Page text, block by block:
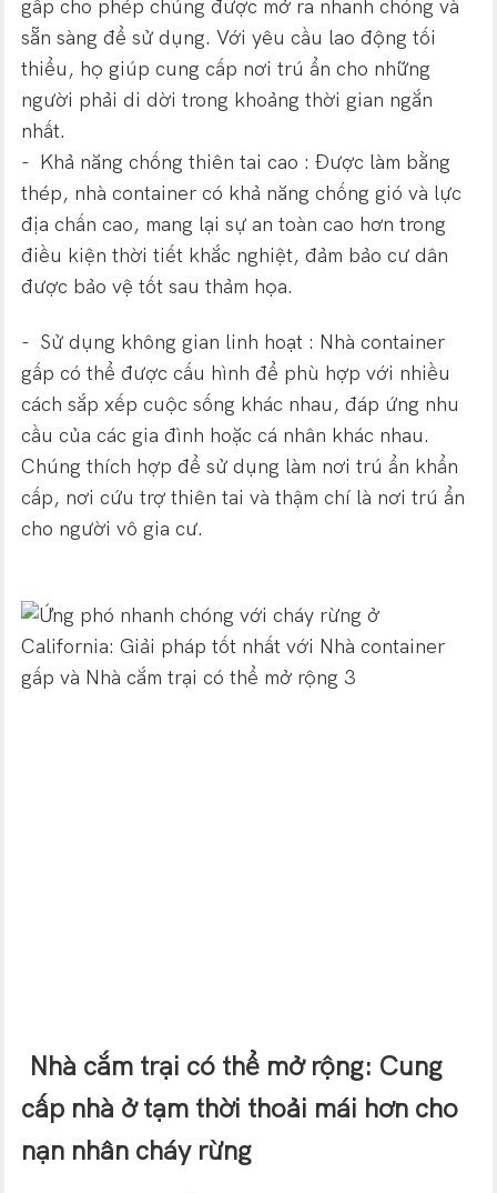
gấp cho phép chúng được mở ra nhanh chóng và
sẵn sàng để sử dụng. Với yêu cầu lao động tối
thiểu, họ giúp cung cấp nơi trú ẩn cho những
người phải di dời trong khoảng thời gian ngắn
nhất.
- Khả năng chống thiên tai cao : Được làm bằng
thép, nhà container có khả năng chống gió và lực
địa chấn cao, mang lại sự an toàn cao hơn trong
điều kiện thời tiết khắc nghiệt, đảm bảo cư dân
được bảo vệ tốt sau thảm họa.
- Sử dụng không gian linh hoạt : Nhà container
gấp có thể được cấu hình để phù hợp với nhiều
cách sắp xếp cuộc sống khác nhau, đáp ứng nhu
cầu của các gia đình hoặc cá nhân khác nhau.
Chúng thích hợp để sử dụng làm nơi trú ẩn khẩn
cấp, nơi cứu trợ thiên tai và thậm chí là nơi trú ẩn
cho người vô gia cư.
Nhà cắm trại có thể mở rộng: Cung
cấp nhà ở tạm thời thoải mái hơn cho
nạn nhân cháy rừng